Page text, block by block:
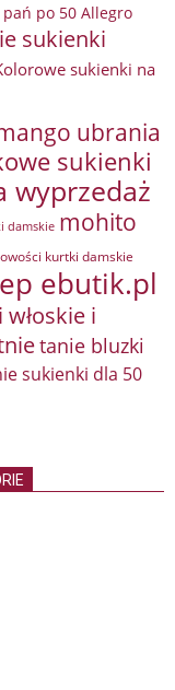
po 50 Allegro
sukienki
sukienki na
ubrania
sukienki
wyprzedaż
damskie mohito
kurtki damskie
ebutik.pl
i
tanie bluzki
sukienki dla 50